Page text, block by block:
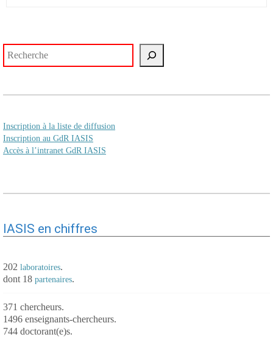
Inscription à la liste de diffusion
Inscription au GdR IASIS
Accès à l’intranet GdR IASIS
IASIS en chiffres
202 laboratoires.
dont 18 partenaires.
371 chercheurs.
1496 enseignants-chercheurs.
744 doctorant(e)s.